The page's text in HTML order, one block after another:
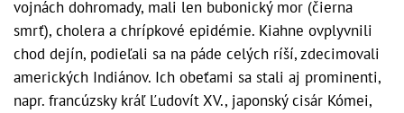
vojnách dohromady, mali len bubonický mor (čierna
smrť), cholera a chrípkové epidémie. Kiahne ovplyvnili
chod dejín, podieľali sa na páde celých ríší, zdecimovali
amerických Indiánov. Ich obeťami sa stali aj prominenti,
napr. francúzsky kráľ Ľudovít XV., japonský cisár Kómei,